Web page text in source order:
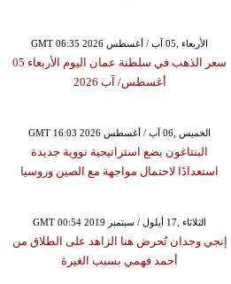
GMT 06:35 2026 الأربعاء ,05 آب / أغسطس
سعر الذهب في سلطنة عمان اليوم الأربعاء 05
أغسطس/ آب 2026
GMT 16:03 2026 الخميس ,06 آب / أغسطس
البنتاغون يضع استراتيجية نووية جديدة
استعدادًا لاحتمال مواجهة مع الصين وروسيا
GMT 00:54 2019 الثلاثاء ,17 أيلول / سبتمبر
إنجي وجدان تُحرض هنا الزاهد على الطلاق من
أحمد فهمي بسبب الغيرة